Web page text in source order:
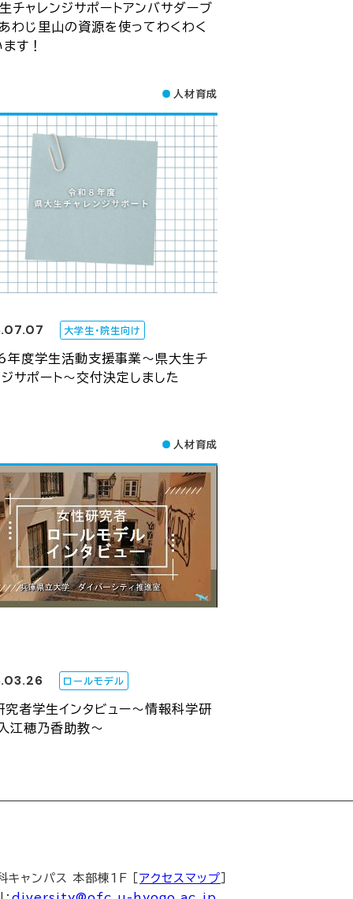
チャレンジサポートアンバサダーブ
あわじ里山の資源を使ってわくわく
す！
人材育成
大学生・院生向け
度学生活動支援事業～県大生チ
ジサポート～交付決定しました
人材育成
ロールモデル
究者学生インタビュー～情報科学研
江穂乃香助教～
ャンパス 本部棟1F ［ アクセスマップ